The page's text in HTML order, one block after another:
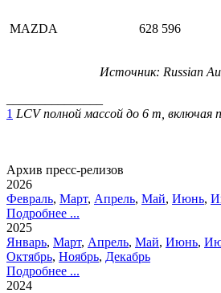
MAZDA 628 596
Источник: Russian
1 LCV полной массой до 6 т, включая
Архив пресс-релизов
2026
Февраль, Март, Апрель, Май, Июнь,
Подробнее ...
2025
Январь, Март, Апрель, Май, Июнь,
Октябрь, Ноябрь, Декабрь
Подробнее ...
2024